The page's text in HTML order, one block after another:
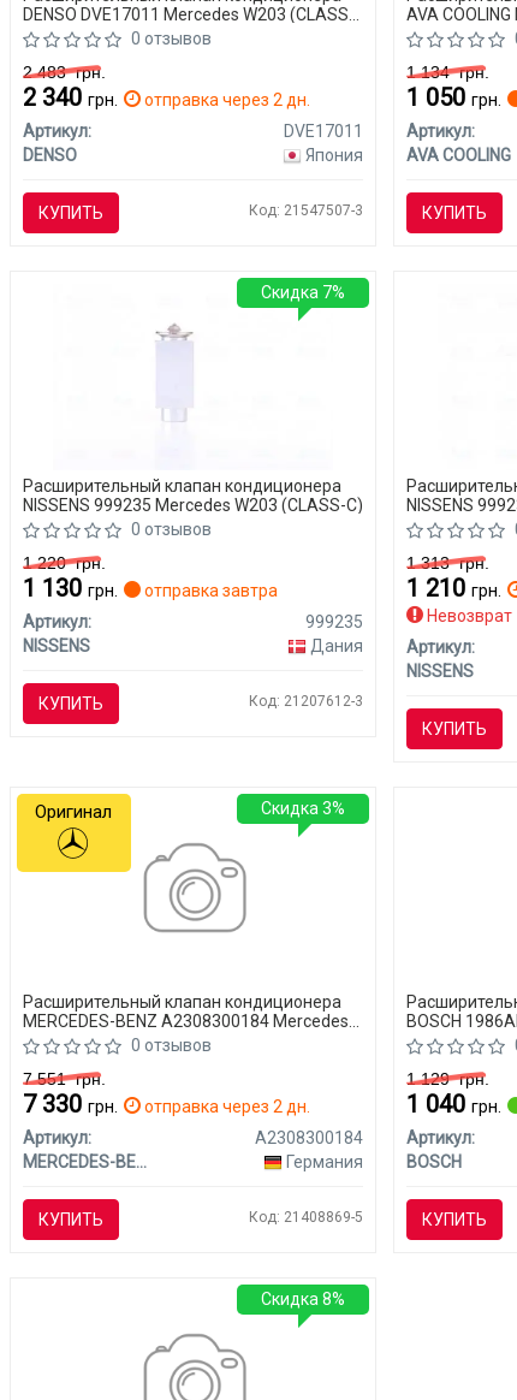
DENSO DVE17011 Mercedes W203 (CLASS-
C)
0 отзывов
2 483грн.
2 340 грн.
отправка через 2 дн.
Артикул:
DVE17011
DENSO
Япония
КУПИТЬ Код: 21547507-3
AVA
(CLASS-C)
1 134грн.
1 050грн.
Артикул:
AVA COOLING
КУПИТЬ
Расширительный клапан кондиционера
NISSENS 999235 Mercedes W203 (CLASS-C)
0 отзывов
1 220грн.
1 130 грн.
отправка завтра
Артикул:
999235
NISSENS
Дания
КУПИТЬ Код: 21207612-3
Скидка 7%
NISSENS
1 313грн.
1 210грн.
Невозврат
Артикул:
NISSENS
КУПИТЬ
Расширительный клапан кондиционера
MERCEDES-BENZ A2308300184 Mercedes
W203 (CLASS-C)0 отзывов
7 551грн.
7 330 грн.
отправка через 2 дн.
Артикул:
A2308300184
MERCEDES-BENZ
Германия
КУПИТЬ Код: 21408869-5
Скидка 3%
Оригинал
BOSCH
(CLASS-C)
1 129грн.
1 040грн.
Артикул:
BOSCH
КУПИТЬ
Скидка 8%